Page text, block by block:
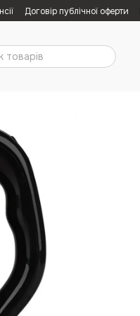
Договір публічної оферти